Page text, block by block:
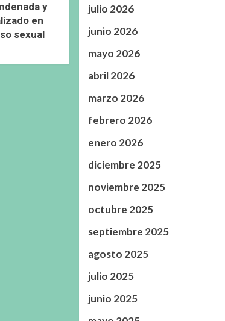
y
en
sexual
julio 2026
junio 2026
mayo 2026
abril 2026
marzo 2026
febrero 2026
enero 2026
diciembre 2025
noviembre 2025
octubre 2025
septiembre 2025
agosto 2025
julio 2025
junio 2025